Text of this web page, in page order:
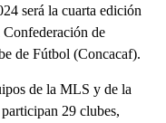
será la cuarta edición
Confederación de
de Fútbol (Concacaf).
de la MLS y de la
29 clubes,